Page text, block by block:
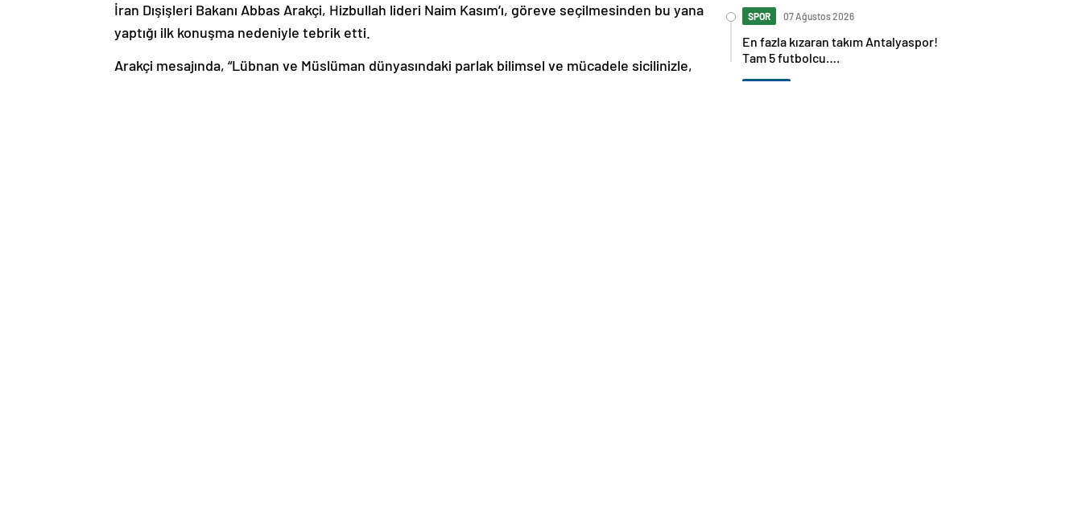
İran Dışişleri Bakanı Abbas Arakçi, Hizbullah lideri Naim Kasım’ı, göreve seçilmesinden bu yana
yaptığı ilk konuşma nedeniyle tebrik etti.
Arakçi mesajında, “Lübnan ve Müslüman dünyasındaki parlak bilimsel ve mücadele sicilinizle,
SPOR 07 Ağustos 2026
En fazla kızaran takım Antalyaspor!
Tam 5 futbolcu….